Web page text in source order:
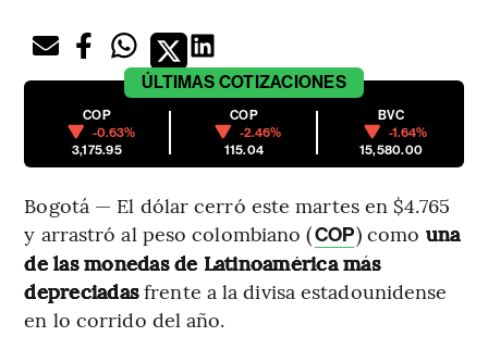
ÚLTIMAS COTIZACIONES
COP
-0.63%
3,175.95
COP
-2.46%
115.04
BVC
-1.64%
15,580.00
Bogotá — El dólar cerró este martes en $4.765
y arrastró al peso colombiano (COP) como una
de las monedas de Latinoamérica más
depreciadasfrente a la divisa estadounidense
en lo corrido del año.